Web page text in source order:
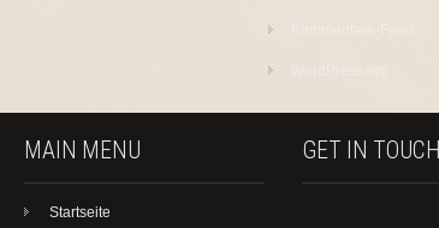
Kommentare-Feed
WordPress.org
MAIN MENU
Startseite
GET IN TOUCH